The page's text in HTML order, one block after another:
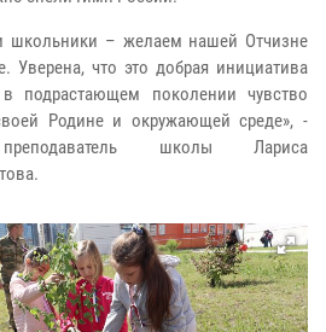
школьники – желаем нашей Отчизне
Уверена, что это добрая инициатива
в подрастающем поколении чувство
Родине и окружающей среде», -
преподаватель школы Лариса